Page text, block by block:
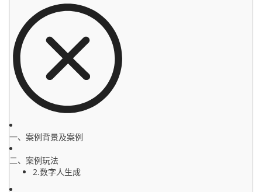
一、案例背景及案例
二、案例玩法
2.数字人生成